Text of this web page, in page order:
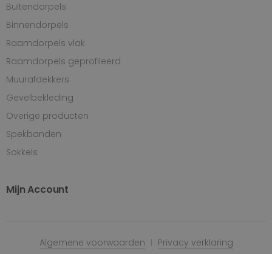
Buitendorpels
Binnendorpels
Raamdorpels vlak
Raamdorpels geprofileerd
Muurafdekkers
Gevelbekleding
Overige producten
Spekbanden
Sokkels
Mijn Account
Algemene voorwaarden Privacy verklaring